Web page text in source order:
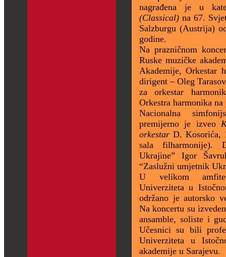
nagrađena je u
(Classical) na 67.
Salzburgu (Austrija)
godine.
Na prazničnom
Ruske muzičke
Akademije, Orkestar
dirigent – Oleg
za orkestar
Orkestra harmonika
Nacionalna
premijerno je izveo
orkestar D. Kosorića,
sala filharmonije).
Ukrajine” Igor
“Zaslužni umjetnik
U velikom
Univerziteta u
održano je autorsko
Na koncertu su
ansamble, soliste i
Učesnici su bili
Univerziteta u
akademije u Sarajevu.